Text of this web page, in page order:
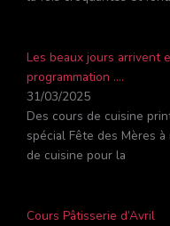
Les beaux jours arrivent
programmation ….
31/03/2025
Des cours de cuisine
spécial Fête des Mères
de cuisine pour la
Cours Pâtisserie d’Avril